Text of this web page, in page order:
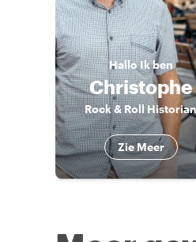
HalloIk ben
Christophe
Rock & Roll Historian
Zie Meer